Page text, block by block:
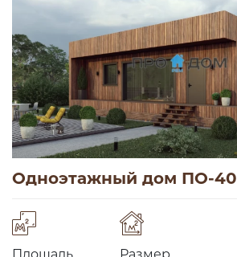
Одноэтажный дом ПО-40